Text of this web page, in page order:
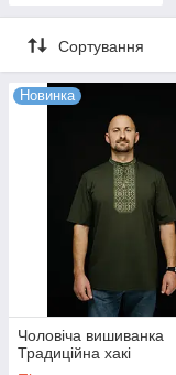
Сортування
Новинка
Чоловіча вишиванка
Традиційна хакі